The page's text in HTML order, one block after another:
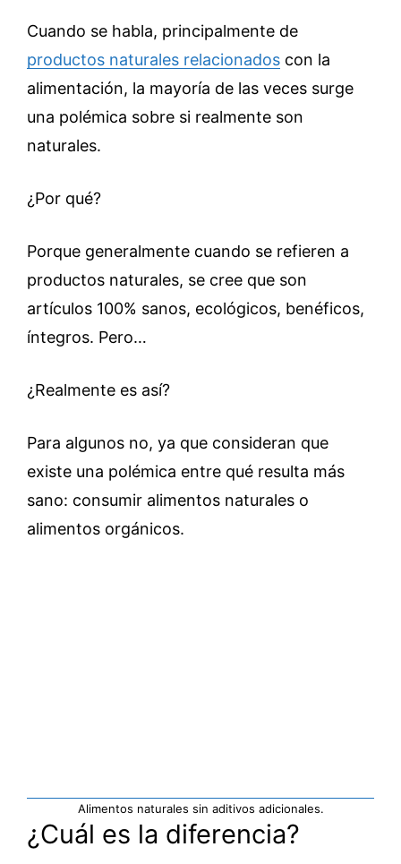
Cuando se habla, principalmente de
productos naturales relacionados con la
alimentación, la mayoría de las veces surge
una polémica sobre si realmente son
naturales.
¿Por qué?
Porque generalmente cuando se refieren a
productos naturales, se cree que son
artículos 100% sanos, ecológicos, benéficos,
íntegros. Pero…
¿Realmente es así?
Para algunos no, ya que consideran que
existe una polémica entre qué resulta más
sano: consumir alimentos naturales o
alimentos orgánicos.
Alimentos naturales sin aditivos adicionales.
¿Cuál es la diferencia?